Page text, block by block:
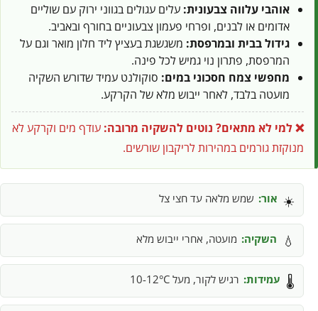
אוהבי עלווה צבעונית: עלים עגולים בגווני ירוק עם שוליים
אדומים או לבנים, ופרחי פעמון צבעוניים בחורף ובאביב.
גידול בבית ובמרפסת: משגשגת בעציץ ליד חלון מואר וגם על
המרפסת, פתרון נוי גמיש לכל פינה.
מחפשי צמח חסכוני במים: סוקולנט עמיד שדורש השקיה
מועטה בלבד, לאחר ייבוש מלא של הקרקע.
❌ למי לא מתאים? נוטים להשקיה מרובה: עודף מים וקרקע לא
מנוקזת גורמים במהירות לריקבון שורשים.
☀️ אור: שמש מלאה עד חצי צל
💧 השקיה: מועטה, אחרי ייבוש מלא
🌡️ עמידות: רגיש לקור, מעל 10-12°C